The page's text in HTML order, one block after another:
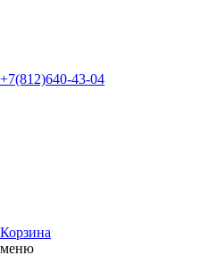
+7(812)640-43-04
Корзина
меню